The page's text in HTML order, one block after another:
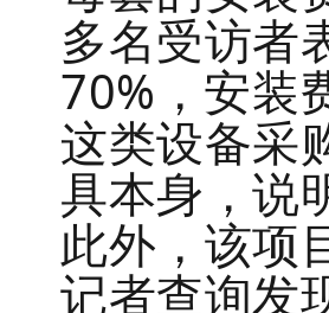
多名受访者
70%，安装
这类设备采
具本身，说
此外，该项
记者查询发